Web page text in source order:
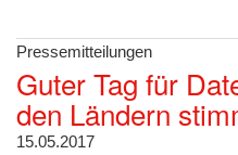
Pressemitteilungen
Guter Tag für
den Ländern
15.05.2017